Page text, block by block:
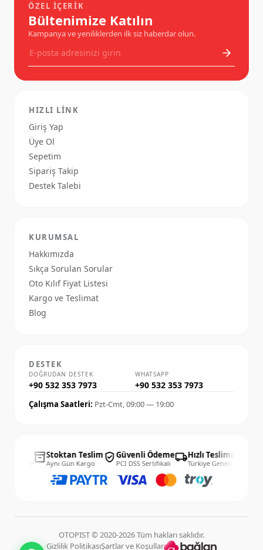
ÖZEL İÇERIK
Bültenimize Katılın
Kampanya ve yeniliklerden ilk siz haberdar olun.
HIZLI LINK
Giriş Yap
Üye Ol
Sepetim
Sipariş Takip
Destek Talebi
KURUMSAL
Hakkımızda
Sıkça Sorulan Sorular
Oto Kılıf Fiyat Listesi
Kargo ve Teslimat
Blog
DESTEK
DOĞRUDAN DESTEK
+90 532 353 7973
WHATSAPP
+90 532 353 7973
Çalışma Saatleri: Pzt-Cmt, 09:00 — 19:00
inventory_2Stoktan Teslim
Aynı Gün Kargo verified_userGüvenli Ödeme
PCI DSS Sertifikalı local_shippingHızlı Teslimat
Türkiye Geneli
OTOPIST © 2020-2026 Tüm hakları saklıdır.
Gizlilik PolitikasıŞartlar ve Koşullar